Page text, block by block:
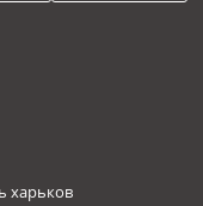
харьков